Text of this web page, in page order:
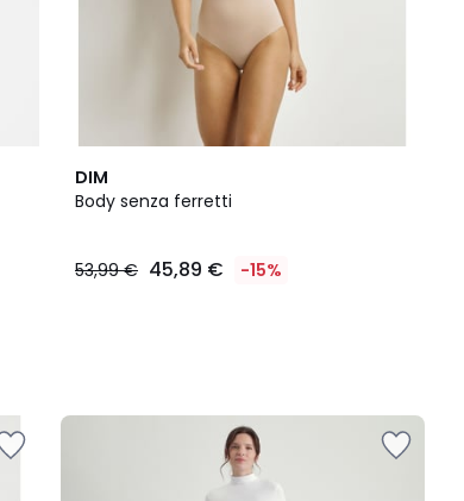
DIM
Body senza ferretti
53,99 € 45,89 € -15%